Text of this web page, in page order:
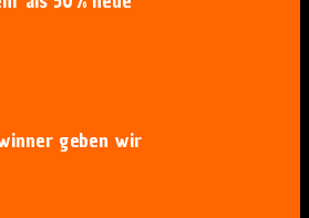
geben wir